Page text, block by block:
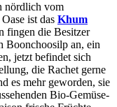
nördlich vom
ist das Khum
fingen die Besitzer
Boonchoosilp an, ein
jetzt befindet sich
die Rachet gerne
es mehr geworden, sie
Bio-Gemüse-